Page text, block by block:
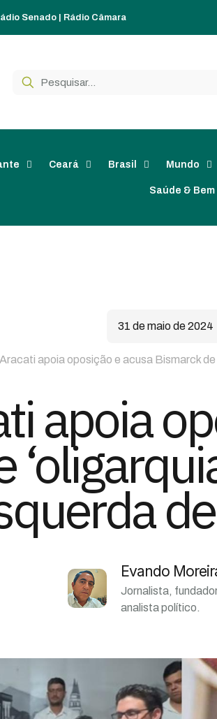
Senado Rádio Câmara
Ceará Brasil Mundo
Saúde &
31 de maio de 2024
apoia oposição e acusa Bismarck de
apoia
Evando
Jornalista,
analista político.